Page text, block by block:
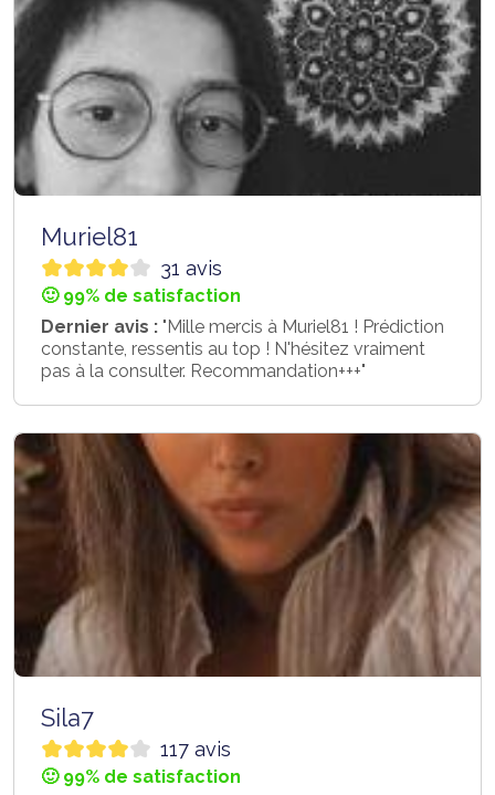
Muriel81
31 avis
🙂 99% de satisfaction
Dernier avis : "Mille mercis à Muriel81 ! Prédiction
constante, ressentis au top ! N'hésitez vraiment
pas à la consulter. Recommandation+++"
Sila7
117 avis
🙂 99% de satisfaction